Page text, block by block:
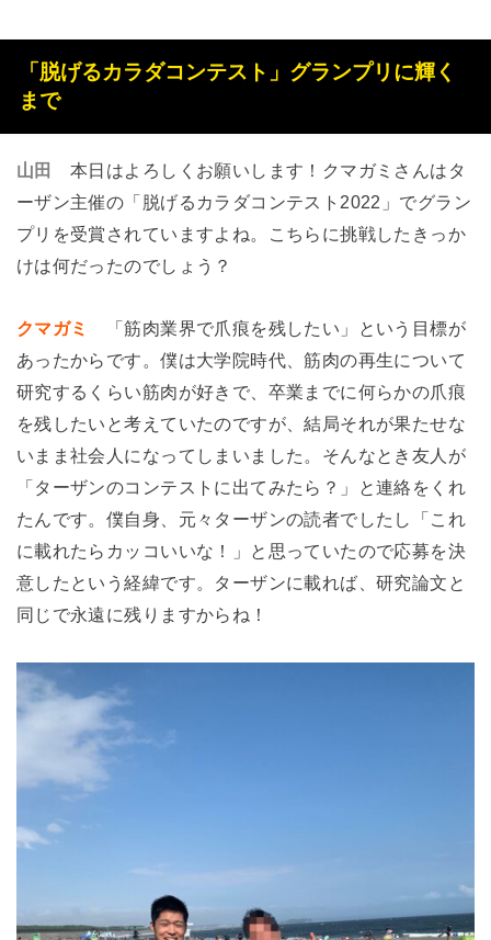
「脱げるカラダコンテスト」グランプリに輝く
まで
山田本日はよろしくお願いします！クマガミさんはタ
ーザン主催の「脱げるカラダコンテスト2022」でグラン
プリを受賞されていますよね。こちらに挑戦したきっか
けは何だったのでしょう？
クマガミ
「筋肉業界で爪痕を残したい」という目標が
あったからです。僕は大学院時代、筋肉の再生について
研究するくらい筋肉が好きで、卒業までに何らかの爪痕
を残したいと考えていたのですが、結局それが果たせな
いまま社会人になってしまいました。そんなとき友人が
「ターザンのコンテストに出てみたら？」と連絡をくれ
たんです。僕自身、元々ターザンの読者でしたし「これ
に載れたらカッコいいな！」と思っていたので応募を決
意したという経緯です。ターザンに載れば、研究論文と
同じで永遠に残りますからね！